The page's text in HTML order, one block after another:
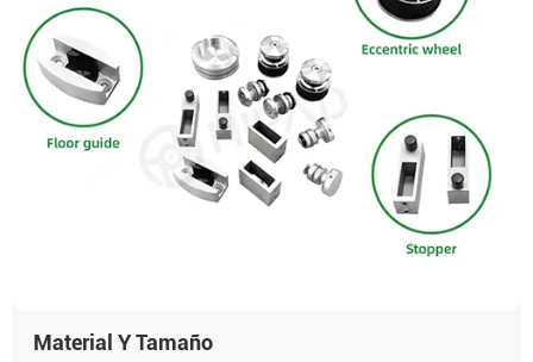
Material Y Tamaño